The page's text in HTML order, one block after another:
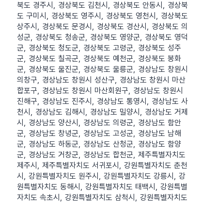
북도 경주시, 경상북도 김천시, 경상북도 안동시, 경상북
도 구미시, 경상북도 영주시, 경상북도 영천시, 경상북도
상주시, 경상북도 문경시, 경상북도 경산시, 경상북도 의
성군, 경상북도 청송군, 경상북도 영양군, 경상북도 영덕
군, 경상북도 청도군, 경상북도 고령군, 경상북도 성주
군, 경상북도 칠곡군, 경상북도 예천군, 경상북도 봉화
군, 경상북도 울진군, 경상북도 울릉군, 경상남도 창원시
의창구, 경상남도 창원시 성산구, 경상남도 창원시 마산
합포구, 경상남도 창원시 마산회원구, 경상남도 창원시
진해구, 경상남도 진주시, 경상남도 통영시, 경상남도 사
천시, 경상남도 김해시, 경상남도 밀양시, 경상남도 거제
시, 경상남도 양산시, 경상남도 의령군, 경상남도 함안
군, 경상남도 창녕군, 경상남도 고성군, 경상남도 남해
군, 경상남도 하동군, 경상남도 산청군, 경상남도 함양
군, 경상남도 거창군, 경상남도 합천군, 제주특별자치도
제주시, 제주특별자치도 서귀포시, 강원특별자치도 춘천
시, 강원특별자치도 원주시, 강원특별자치도 강릉시, 강
원특별자치도 동해시, 강원특별자치도 태백시, 강원특별
자치도 속초시, 강원특별자치도 삼척시, 강원특별자치도